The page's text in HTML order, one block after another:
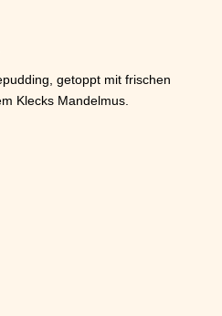
getoppt mit frischen
Klecks Mandelmus.